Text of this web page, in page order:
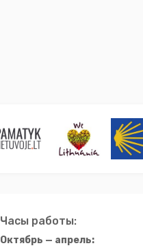
Часы работы:
Октябрь — апрель: